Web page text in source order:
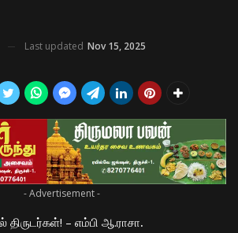
Last updated Nov 15, 2025
- Advertisement -
– எம்பி ஆ.ராசா.